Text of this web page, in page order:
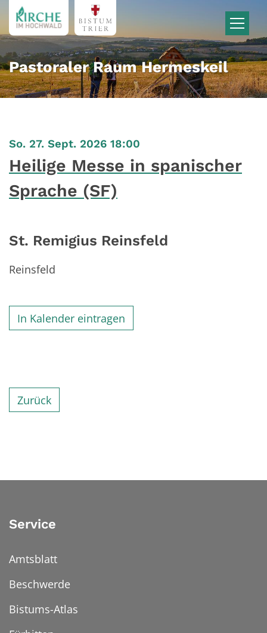
Zum Inhalt springen
Pastoraler Raum Hermeskeil
So. 27. Sept. 2026 18:00
Heilige Messe in spanischer
Sprache (SF)
St. Remigius Reinsfeld
Reinsfeld
In Kalender eintragen
Zurück
Service
Amtsblatt
Beschwerde
Bistums-Atlas